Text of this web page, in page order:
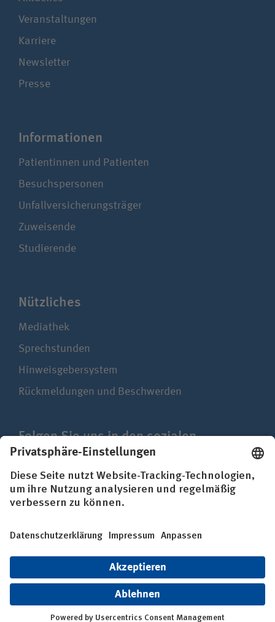
Veranstaltungen
Karriere
Newsletter
Presse
Infor­ma­ti­onen
Patientinnen und Patienten
Besuchspersonen
Unfallversicherungsträger
Zuweisende
Studierende
Nützliches
Mediathek
Sprechstunden
Hinweisgebersystem
Rückmeldungen und Beschwerden
Folgen Sie uns in den sozialen
Netzwerken
Impressum
Datenschutz
Erklärung zur Barrierefreiheit
© BG Kliniken – Klinikverbund der gesetzlichen